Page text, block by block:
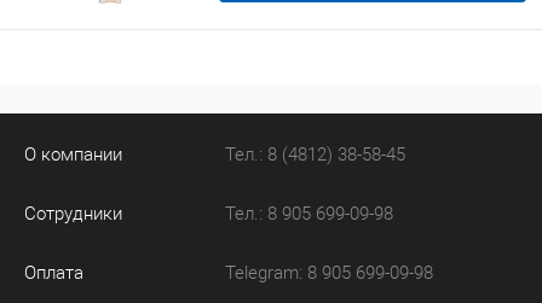
О компании
Сотрудники
Оплата
Тел.: 8 (4812) 38-58-45
Тел.: 8 905 699-09-98
Telegram: 8 905 699-09-98